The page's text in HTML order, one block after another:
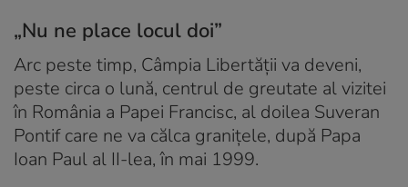
„Nu ne place locul doi”
Arc peste timp, Câmpia Libertății va deveni,
peste circa o lună, centrul de greutate al vizitei
în România a Papei Francisc, al doilea Suveran
Pontif care ne va călca granițele, după Papa
Ioan Paul al II-lea, în mai 1999.